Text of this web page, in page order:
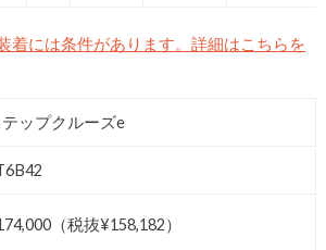
着には条件があります。詳細はこちらを
テップクルーズe
（税抜¥158,182）